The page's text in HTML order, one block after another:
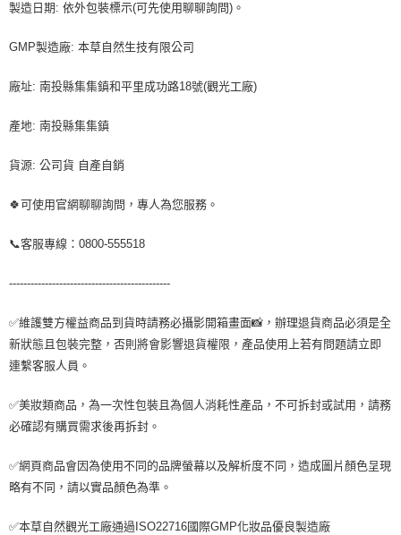
製造日期: 依外包裝標示(可先使用聊聊詢問)。
GMP製造廠: 本草自然生技有限公司
廠址: 南投縣集集鎮和平里成功路18號(觀光工廠)
產地: 南投縣集集鎮
貨源: 公司貨 自產自銷
🍀可使用官網聊聊詢問，專人為您服務。
📞客服專線：0800-555518
---------------------------------------------
✅維護雙方權益商品到貨時請務必攝影開箱畫面📸，辦理退貨商品必須是全
新狀態且包裝完整，否則將會影響退貨權限，產品使用上若有問題請立即
連繫客服人員。
✅美妝類商品，為一次性包裝且為個人消耗性產品，不可拆封或試用，請務
必確認有購買需求後再拆封。
✅網頁商品會因為使用不同的品牌螢幕以及解析度不同，造成圖片顏色呈現
略有不同，請以實品顏色為準。
✅本草自然觀光工廠通過ISO22716國際GMP化妝品優良製造廠